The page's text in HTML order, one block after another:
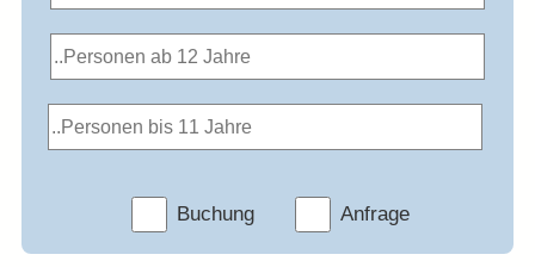
Buchung Anfrage